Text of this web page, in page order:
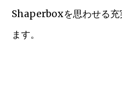
Shaperboxを思わせる充
ます。